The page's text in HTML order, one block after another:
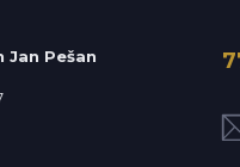
Jan Pešan